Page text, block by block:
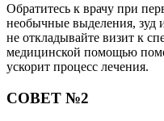
Обратитесь к врачу при
необычные выделения, зуд
не откладывайте визит к
медицинской помощью
ускорит процесс лечения.
СОВЕТ №2